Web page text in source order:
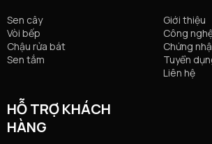
Sen cây
Vòi bếp
Chậu rửa bát
Sen tắm
Giới thiệu
Công
Chứng
Tuyển
Liên hệ
HỖ TRỢ KHÁCH
HÀNG